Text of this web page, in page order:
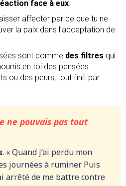
face à eux
affecter par ce que tu ne
la paix dans l’acceptation de
sont comme des filtres qui
en toi des pensées
ou des peurs, tout finit par
ne pouvais pas tout
. « Quand j’ai perdu mon
journées à ruminer. Puis
arrêté de me battre contre